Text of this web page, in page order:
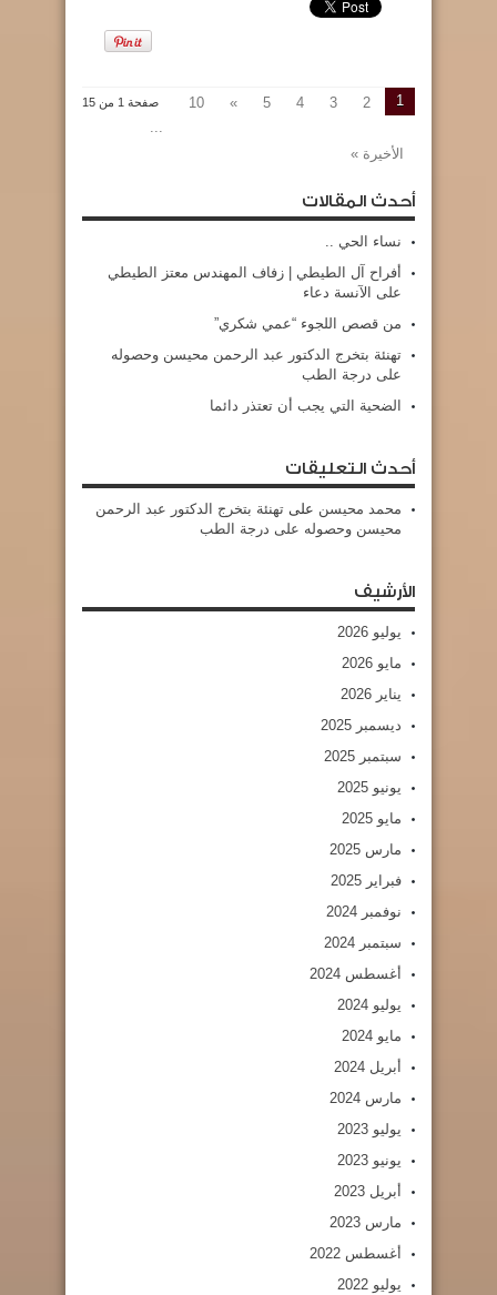
صفحة 1 من 15 1
2
3
4
5
»
10
...
الأخيرة »
أحدث المقالات
نساء الحي ..
أفراح آل الطيطي | زفاف المهندس معتز الطيطي
على الآنسة دعاء
من قصص اللجوء “عمي شكري”
تهنئة بتخرج الدكتور عبد الرحمن محيسن وحصوله
على درجة الطب
الضحية التي يجب أن تعتذر دائما
أحدث التعليقات
محمد محيسن على تهنئة بتخرج الدكتور عبد الرحمن
محيسن وحصوله على درجة الطب
الأرشيف
يوليو 2026
مايو 2026
يناير 2026
ديسمبر 2025
سبتمبر 2025
يونيو 2025
مايو 2025
مارس 2025
فبراير 2025
نوفمبر 2024
سبتمبر 2024
أغسطس 2024
يوليو 2024
مايو 2024
أبريل 2024
مارس 2024
يوليو 2023
يونيو 2023
أبريل 2023
مارس 2023
أغسطس 2022
يوليو 2022